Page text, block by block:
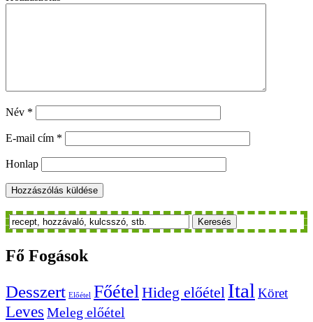
Név *
E-mail cím *
Honlap
Keresés
Fő Fogások
Desszert Előétel FőételHideg előétel Ital Köret
Leves Meleg előétel